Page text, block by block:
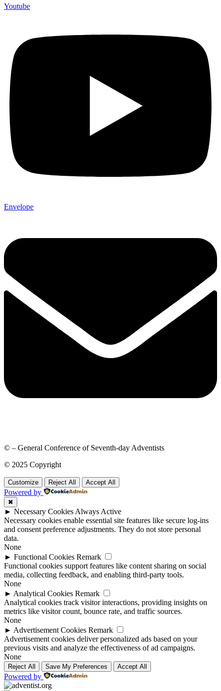
Youtube
Envelope
© – General Conference of Seventh-day Adventists
© 2025 Copyright
Customize Reject All Accept All
Powered by
✖
► Necessary Cookies Always Active
Necessary cookies enable essential site features like secure log-ins
and consent preference adjustments. They do not store personal
data.
None
► Functional Cookies Remark
Functional cookies support features like content sharing on social
media, collecting feedback, and enabling third-party tools.
None
► Analytical Cookies Remark
Analytical cookies track visitor interactions, providing insights on
metrics like visitor count, bounce rate, and traffic sources.
None
► Advertisement Cookies Remark
Advertisement cookies deliver personalized ads based on your
previous visits and analyze the effectiveness of ad campaigns.
None
Reject All Save My Preferences Accept All
Powered by